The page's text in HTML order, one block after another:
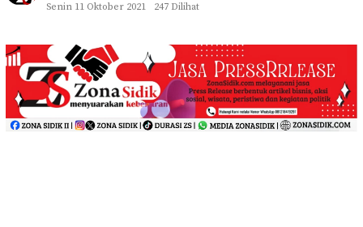
Senin 11 Oktober 2021
247 Dilihat